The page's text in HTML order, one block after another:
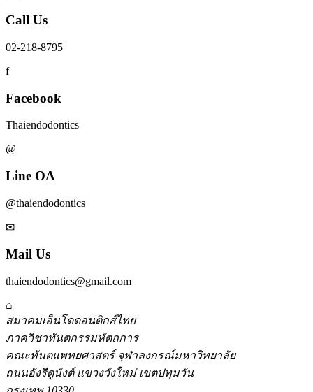
Call Us
02-218-8795
f
Facebook
Thaiendodontics
@
Line OA
@thaiendodontics
✉
Mail Us
thaiendodontics@gmail.com
⌂
สมาคมเอ็นโดดอนติกส์ไทย
ภาควิชาทันตกรรมหัตถการ
คณะทันตแพทยศาสตร์ จุฬาลงกรณ์มหาวิทยาลัย
ถนนอังรีดูนังต์ แขวงวังใหม่ เขตปทุมวัน